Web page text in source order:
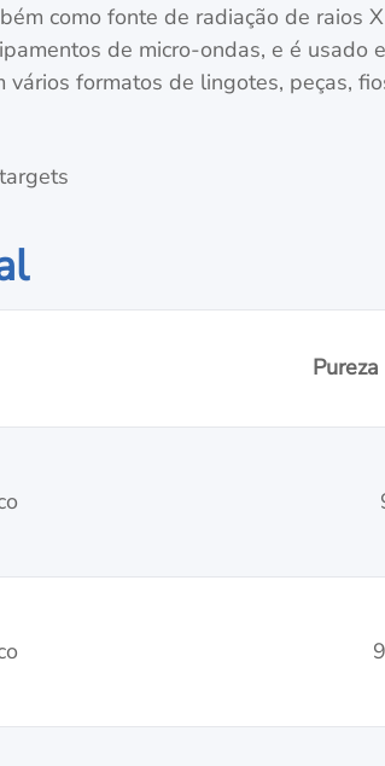
como fonte de radiação de raios
de micro-ondas, e é usado
formatos de lingotes, peças,